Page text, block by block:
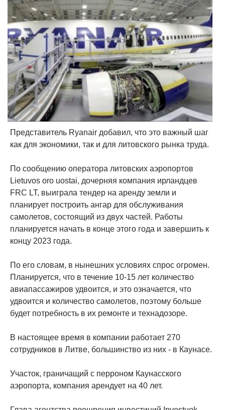
Представитель Ryanair добавил, что это важный шаг
как для экономики, так и для литовского рынка труда.
По сообщению оператора литовских аэропортов
Lietuvos oro uostai, дочерняя компания ирландцев
FRC LT, выиграла тендер на аренду земли и
планирует построить ангар для обслуживания
самолетов, состоящий из двух частей. Работы
планируется начать в конце этого года и завершить к
концу 2023 года.
По его словам, в нынешних условиях спрос огромен.
Планируется, что в течение 10-15 лет количество
авиапассажиров удвоится, и это означается, что
удвоится и количество самолетов, поэтому больше
будет потребность в их ремонте и технадозоре.
В настоящее время в компании работает 270
сотрудников в Литве, большинство из них - в Каунасе.
Участок, граничащий с перроном Каунасского
аэропорта, компания арендует на 40 лет.